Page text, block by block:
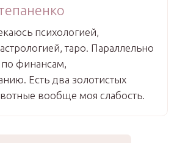
психологией,
таро. Параллельно
финансам,
Есть два золотистых
вообще моя слабость.